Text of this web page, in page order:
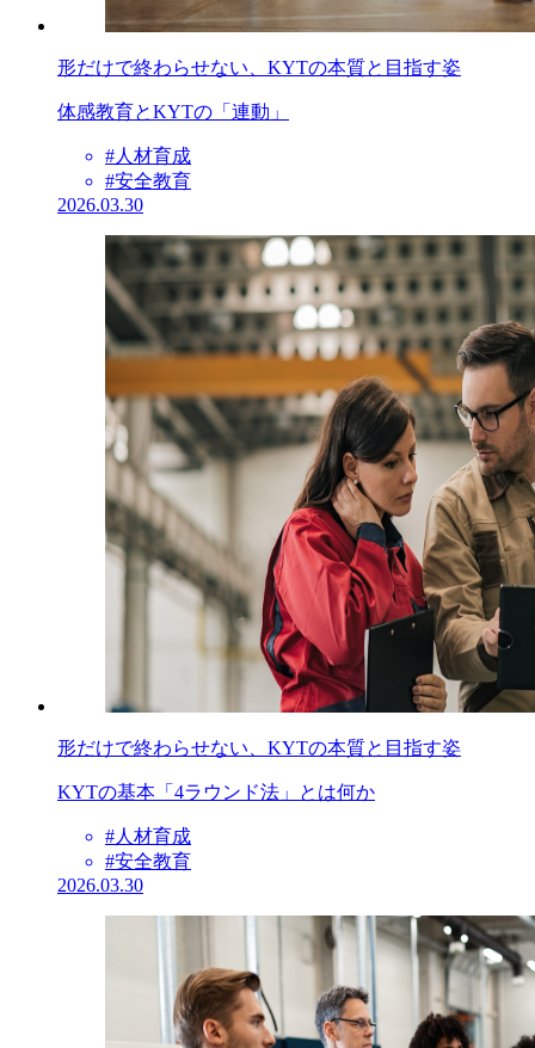
形だけで終わらせない、KYTの本質と目指す姿
体感教育とKYTの「連動」
#人材育成
#安全教育
2026.03.30
形だけで終わらせない、KYTの本質と目指す姿
KYTの基本「4ラウンド法」とは何か
#人材育成
#安全教育
2026.03.30